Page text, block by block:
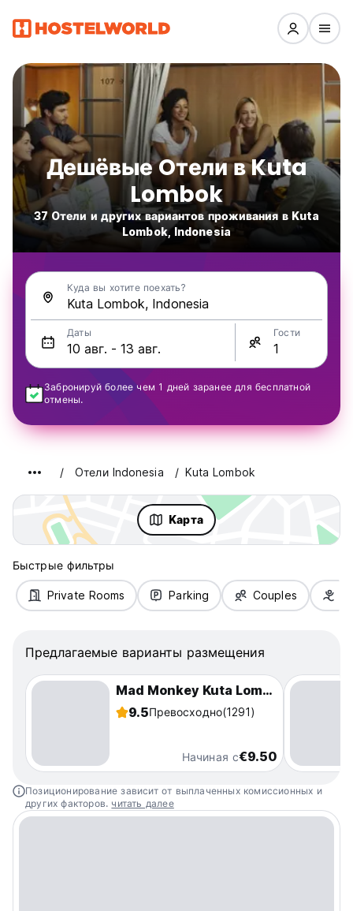
Дешёвые Oтели в Kuta
Lombok
37 Oтели и других вариантов проживания в Kuta
Lombok, Indonesia
Куда вы хотите поехать?
Даты Гости
Забронируй более чем 1 дней заранее для бесплатной
отмены.
Oтели Indonesia Kuta Lombok
Kарта
Быстрые фильтры
Private Rooms Parking Couples
Предлагаемые варианты размещения
Mad Monkey Kuta Lombok
9.5Превосходно(1291)
Начиная с€9.50
Позиционирование зависит от выплаченных комиссионных и
других факторов. читать далее